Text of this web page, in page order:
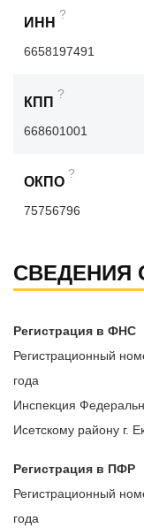
ИНН
?
6658197491
КПП
?
668601001
ОКПО
?
75756796
СВЕДЕНИЯ
Регистрация в ФНС
Регистрационный
года
Инспекция
Исетскому району г.
Регистрация в ПФР
Регистрационный
года